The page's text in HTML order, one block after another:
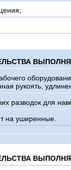
рукоять,
разводок для
на уширенные.